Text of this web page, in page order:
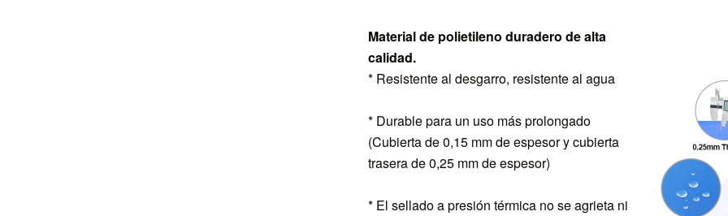
Material de polietileno duradero de alta
calidad.
* Resistente al desgarro, resistente al agua
* Durable para un uso más prolongado
(Cubierta de 0,15 mm de espesor y cubierta
trasera de 0,25 mm de espesor)
* El sellado a presión térmica no se agrieta ni